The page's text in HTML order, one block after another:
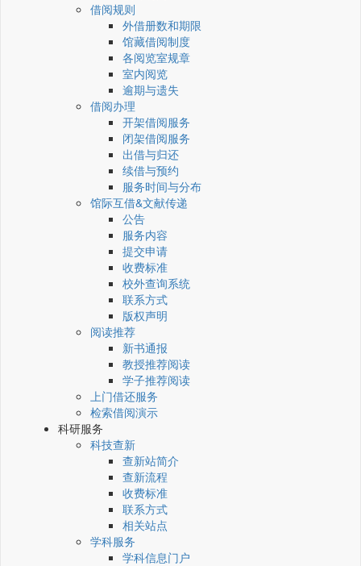
借阅规则
外借册数和期限
馆藏借阅制度
各阅览室规章
室内阅览
逾期与遗失
借阅办理
开架借阅服务
闭架借阅服务
出借与归还
续借与预约
服务时间与分布
馆际互借&文献传递
公告
服务内容
提交申请
收费标准
校外查询系统
联系方式
版权声明
阅读推荐
新书通报
教授推荐阅读
学子推荐阅读
上门借还服务
检索借阅演示
科研服务
科技查新
查新站简介
查新流程
收费标准
联系方式
相关站点
学科服务
学科信息门户